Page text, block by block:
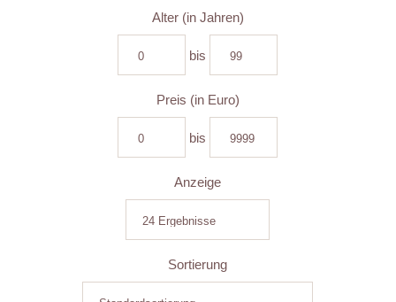
Alter (in Jahren)
bis
Preis (in Euro)
bis
Anzeige
Sortierung